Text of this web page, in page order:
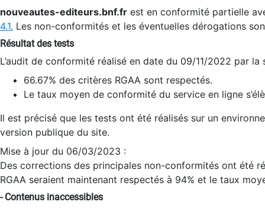
nouveautes-editeurs.bnf.fr est en conformité partielle
4.1. Les non-conformités et les éventuelles dérogations
Résultat des tests
L’audit de conformité réalisé en date du 09/11/2022 par
66.67% des critères RGAA sont respectés.
Le taux moyen de conformité du service en ligne
Il est précisé que les tests ont été réalisés sur un
version publique du site.
Mise à jour du 06/03/2023 :
Des corrections des principales non-conformités ont été
RGAA seraient maintenant respectés à 94% et le taux
- Contenus inaccessibles